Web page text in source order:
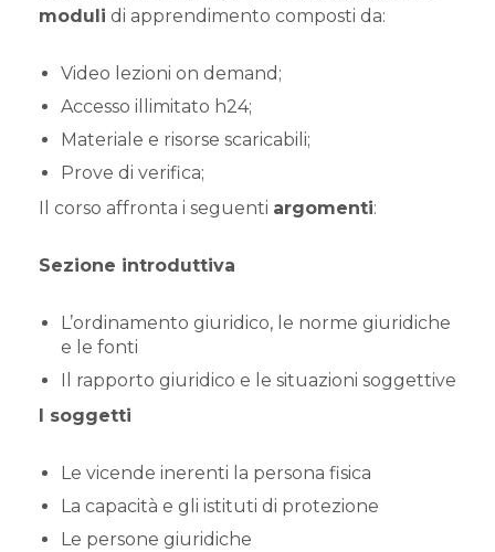
moduli di apprendimento composti da:
Video lezioni on demand;
Accesso illimitato h24;
Materiale e risorse scaricabili;
Prove di verifica;
Il corso affronta i seguenti argomenti:
Sezione introduttiva
L’ordinamento giuridico, le norme giuridiche
e le fonti
Il rapporto giuridico e le situazioni soggettive
I soggetti
Le vicende inerenti la persona fisica
La capacità e gli istituti di protezione
Le persone giuridiche